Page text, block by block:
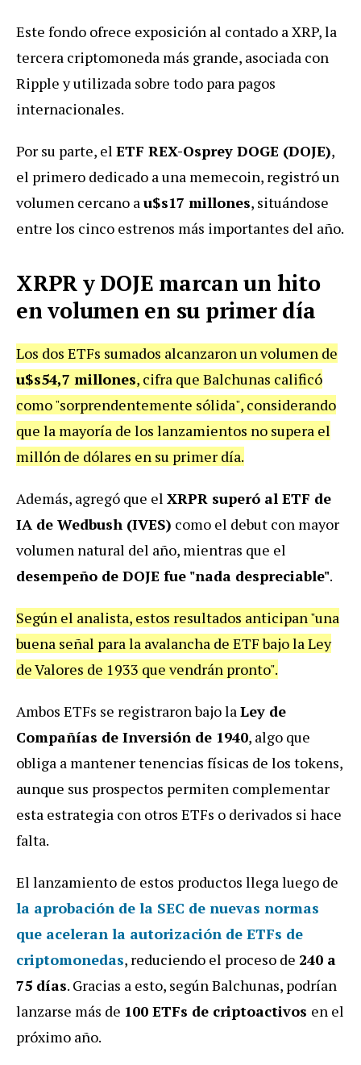
Este fondo ofrece exposición al contado a XRP, la
tercera criptomoneda más grande, asociada con
Ripple y utilizada sobre todo para pagos
internacionales.
Por su parte, el ETF REX-Osprey DOGE (DOJE),
el primero dedicado a una memecoin, registró un
volumen cercano au$s17 millones, situándose
entre los cinco estrenos más importantes del año.
XRPR y DOJE marcan un hito
en volumen en su primer día
Los dos ETFs sumados alcanzaron un volumen de
u$s54,7 millones, cifra que Balchunas calificó
como "sorprendentemente sólida", considerando
que la mayoría de los lanzamientos no supera el
millón de dólares en su primer día.
Además, agregó que el XRPR superó al ETF de
IA de Wedbush (IVES) como el debut con mayor
volumen natural del año, mientras que el
desempeño de DOJE fue "nada despreciable".
Según el analista, estos resultados anticipan "una
buena señal para la avalancha de ETF bajo la Ley
de Valores de 1933 que vendrán pronto".
Ambos ETFs se registraron bajo laLey de
Compañías de Inversión de 1940, algo que
obliga a mantener tenencias físicas de los tokens,
aunque sus prospectos permiten complementar
esta estrategia con otros ETFs o derivados si hace
falta.
El lanzamiento de estos productos llega luego de
la aprobación de la SEC de nuevas normas
que aceleran la autorización de ETFs de
criptomonedas, reduciendo el proceso de 240 a
75 días. Gracias a esto, según Balchunas, podrían
lanzarse más de 100 ETFs de criptoactivos en el
próximo año.